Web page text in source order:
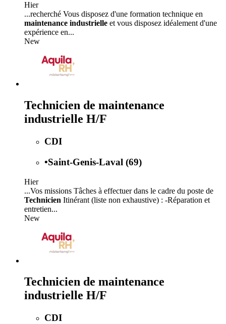
Hier
...recherché Vous disposez d'une formation technique en
maintenance industrielle et vous disposez idéalement d'une
expérience en...
New
Technicien de maintenance
industrielle H/F
CDI
•Saint-Genis-Laval (69)
Hier
...Vos missions Tâches à effectuer dans le cadre du poste de
Technicien Itinérant (liste non exhaustive) : -Réparation et
entretien...
New
Technicien de maintenance
industrielle H/F
CDI